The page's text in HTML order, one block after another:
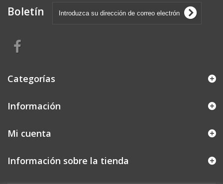
Boletín
Categorías
Información
Mi cuenta
Información sobre la tienda